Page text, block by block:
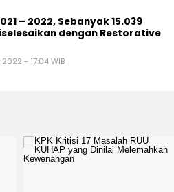
– 2022, Sebanyak 15.039
dengan Restorative
- 17:04 WIB